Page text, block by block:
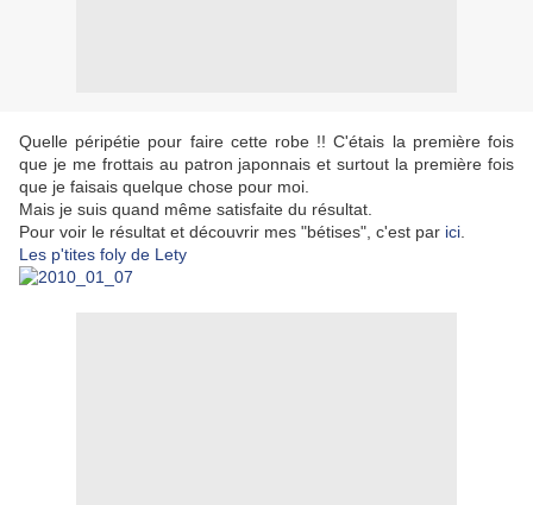
Quelle péripétie pour faire cette robe !! C'étais la première fois
que je me frottais au patron japonnais et surtout la première fois
que je faisais quelque chose pour moi.
Mais je suis quand même satisfaite du résultat.
Pour voir le résultat et découvrir mes "bétises", c'est par ici
Les p'tites foly de Lety